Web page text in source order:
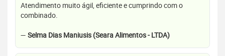
Atendimento muito ágil, eficiente e cumprindo com o
combinado.
— Selma Dias Maniusis (Seara Alimentos - LTDA)